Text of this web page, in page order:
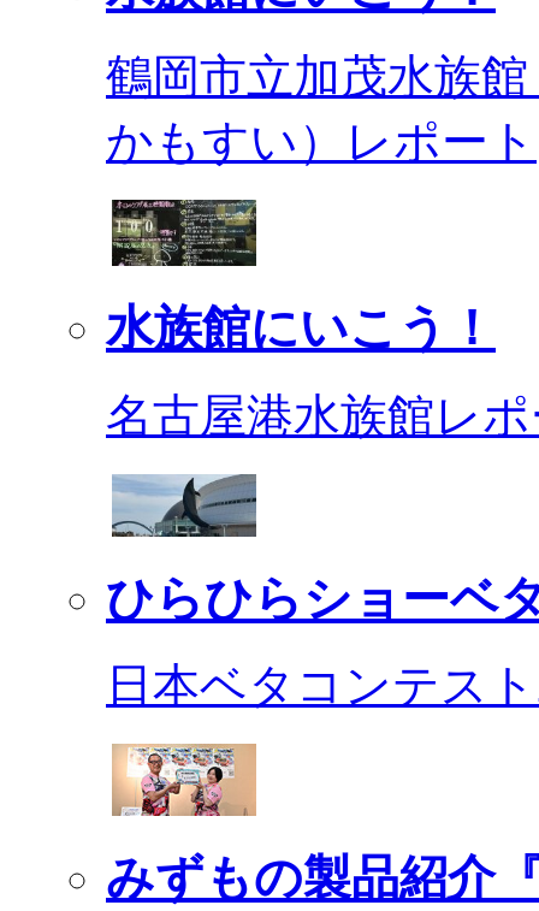
鶴岡市立加茂水族
かもすい）レポート
水族館にいこう！
名古屋港水族館レ
ひらひらショーベ
日本ベタコンテス
みずもの製品紹介